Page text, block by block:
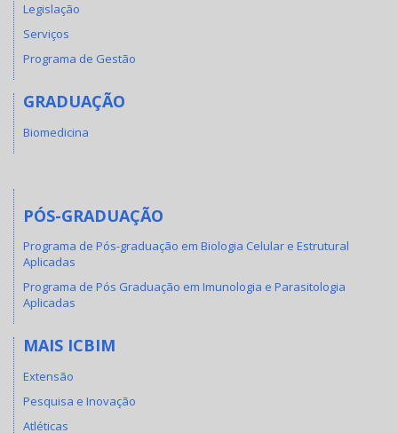
Legislação
Serviços
Programa de Gestão
GRADUAÇÃO
Biomedicina
PÓS-GRADUAÇÃO
Programa de Pós-graduação em Biologia Celular e Estrutural
Aplicadas
Programa de Pós Graduação em Imunologia e Parasitologia
Aplicadas
MAIS ICBIM
Extensão
Pesquisa e Inovação
Atléticas